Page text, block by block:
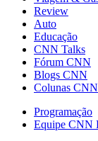
Review
Auto
Educação
CNN Talks
Fórum CNN
Blogs CNN
Colunas CNN
Programação
Equipe CNN